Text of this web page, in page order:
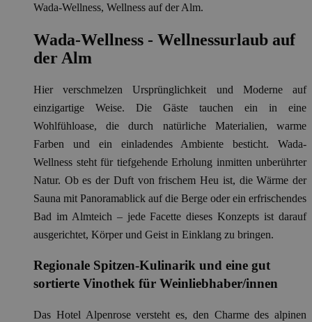
Wada-Wellness, Wellness auf der Alm.
Wada-Wellness - Wellnessurlaub auf
der Alm
Hier verschmelzen Ursprünglichkeit und Moderne auf
einzigartige Weise. Die Gäste tauchen ein in eine
Wohlfühloase, die durch natürliche Materialien, warme
Farben und ein einladendes Ambiente besticht. Wada-
Wellness steht für tiefgehende Erholung inmitten unberührter
Natur. Ob es der Duft von frischem Heu ist, die Wärme der
Sauna mit Panoramablick auf die Berge oder ein erfrischendes
Bad im Almteich – jede Facette dieses Konzepts ist darauf
ausgerichtet, Körper und Geist in Einklang zu bringen.
Regionale Spitzen-Kulinarik und eine gut
sortierte Vinothek für Weinliebhaber/innen
Das Hotel Alpenrose versteht es, den Charme des alpinen